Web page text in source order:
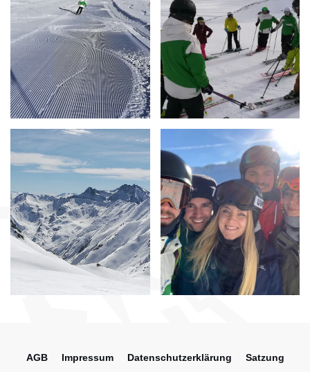
AGB Impressum Datenschutzerklärung Satzung